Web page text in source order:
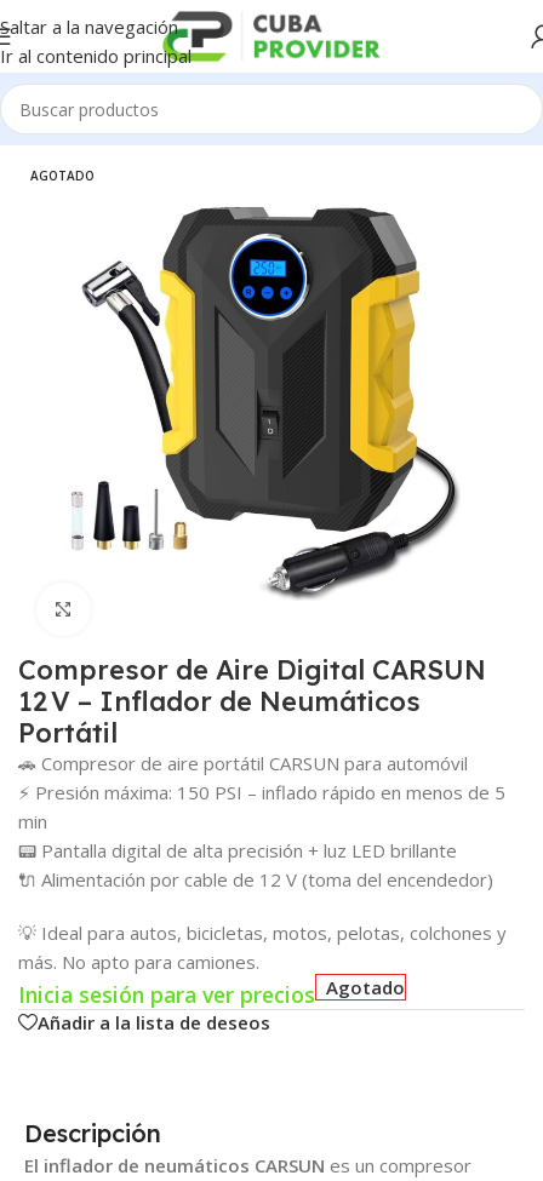
Saltar a la navegación
Ir al contenido principal
Inicio/Automotriz/Carros accesorios
AGOTADO
Compresor de Aire Digital CARSUN
12 V – Inflador de Neumáticos
Portátil
🚗 Compresor de aire portátil CARSUN para automóvil
⚡ Presión máxima: 150 PSI – inflado rápido en menos de 5
min
📟 Pantalla digital de alta precisión + luz LED brillante
🔌 Alimentación por cable de 12 V (toma del encendedor)
💡 Ideal para autos, bicicletas, motos, pelotas, colchones y
más. No apto para camiones.
Inicia sesión para ver precios Agotado
Añadir a la lista de deseos
Descripción
El inflador de neumáticos CARSUN es un compresor